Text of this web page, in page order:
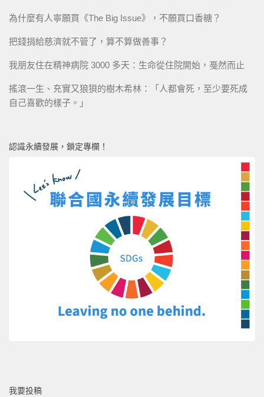
為什麼有人寧願買《The Big Issue》，不願買口香糖？
把錢捐給慈濟就不管了，算不算做善事？
我朋友住在精神病院 3000 多天：生命從住院開始，戞然而止
搖滾一生、充實又狼狽的樹木希林：「人都會死，至少要死成
自己喜歡的樣子。」
認識永續發展，鎖定專欄！
我要投稿